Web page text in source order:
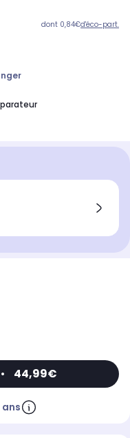
dont 0,84€d'éco-part.
• 44,99€
ans